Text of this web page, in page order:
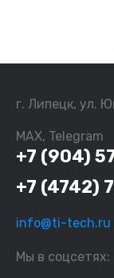
г. Липецк, ул.
MAX, Telegram
+7 (904)
+7 (4742)
info@ti-tech.ru
Мы в соцсетях: